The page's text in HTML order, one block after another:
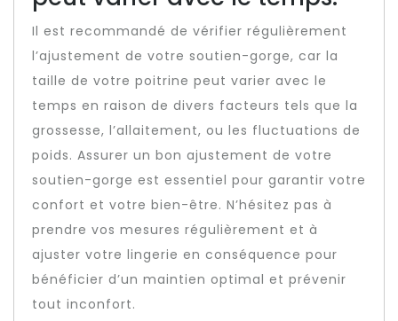
Il est recommandé de vérifier régulièrement
l’ajustement de votre soutien-gorge, car la
taille de votre poitrine peut varier avec le
temps en raison de divers facteurs tels que la
grossesse, l’allaitement, ou les fluctuations de
poids. Assurer un bon ajustement de votre
soutien-gorge est essentiel pour garantir votre
confort et votre bien-être. N’hésitez pas à
prendre vos mesures régulièrement et à
ajuster votre lingerie en conséquence pour
bénéficier d’un maintien optimal et prévenir
tout inconfort.